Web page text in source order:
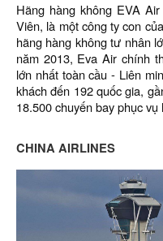
Hãng hàng không EVA
Viên, là một công ty con
hãng hàng không tư nhân
năm 2013, Eva Air chính
lớn nhất toàn cầu - Liên
khách đến 192 quốc gia,
18.500 chuyến bay phục vụ
CHINA AIRLINES